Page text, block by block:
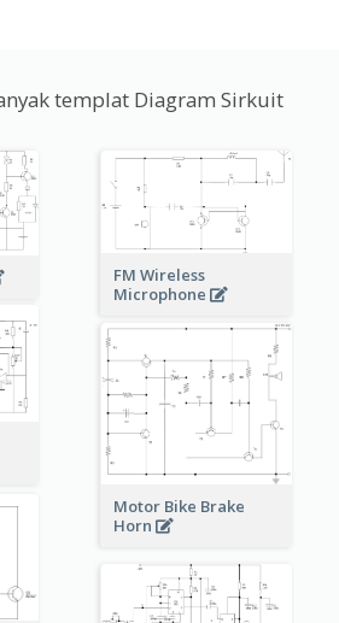
templat Diagram Sirkuit
FM Wireless
Microphone
Motor Bike Brake
Horn